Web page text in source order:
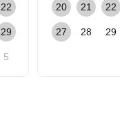
22
29
5
20 21 22
27 28 29